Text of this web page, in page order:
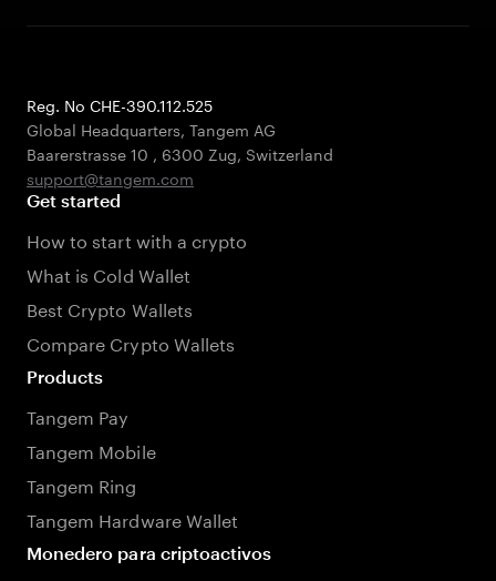
Reg. No CHE-390.112.525
Global Headquarters, Tangem AG
Baarerstrasse 10 , 6300 Zug, Switzerland
support@tangem.com
Get started
How to start with a crypto
What is Cold Wallet
Best Crypto Wallets
Compare Crypto Wallets
Products
Tangem Pay
Tangem Mobile
Tangem Ring
Tangem Hardware Wallet
Monedero para criptoactivos